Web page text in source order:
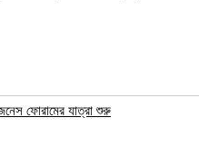
ফোরামের যাত্রা শুরু